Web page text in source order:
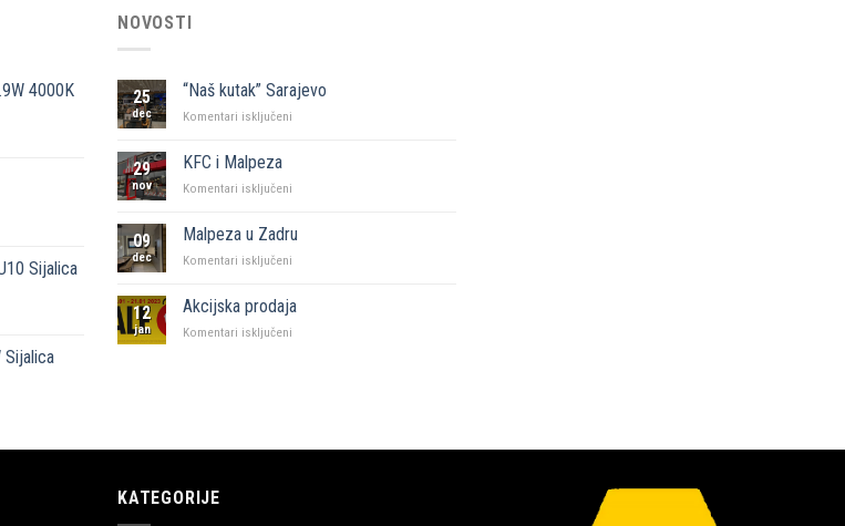
4000K
Sijalica
Sijalica
NOVOSTI
25
dec
“Naš kutak” Sarajevo
Komentari isključeni
29
nov
KFC i Malpeza
Komentari isključeni
Malpeza
09
dec
Malpeza u Zadru
Komentari isključeni
Zadru
12
jan
Akcijska prodaja
Komentari isključeni
KATEGORIJE